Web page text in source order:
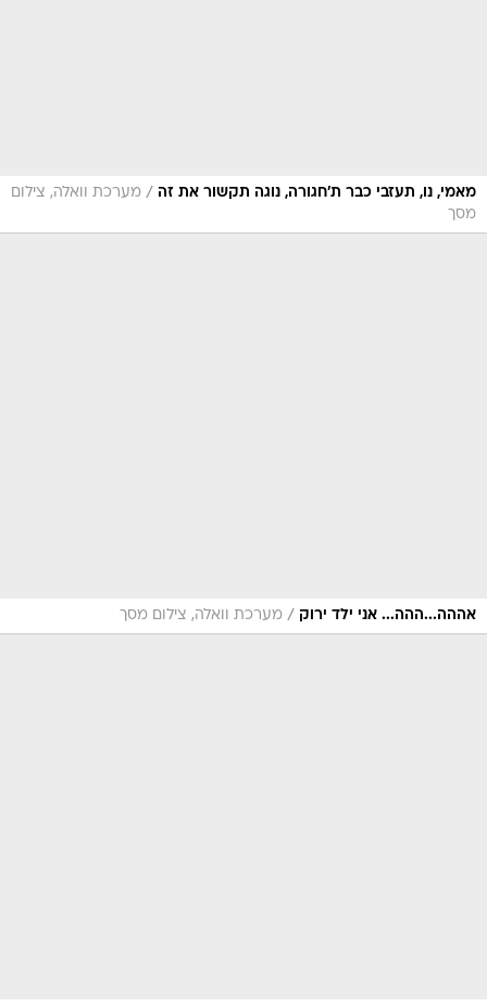
מאמי, נו, תעזבי כבר ת'חגורה, נוגה תקשור את זה / מערכת וואלה, צילום
מסך
אההה...ההה... אני ילד ירוק / מערכת וואלה, צילום מסך